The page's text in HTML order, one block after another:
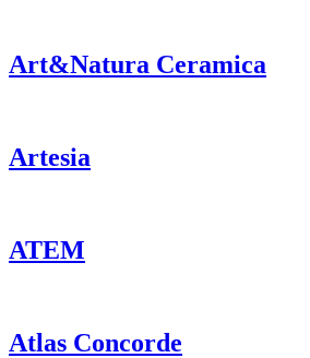
Art&Natura Ceramica
Artesia
ATEM
Atlas Concorde